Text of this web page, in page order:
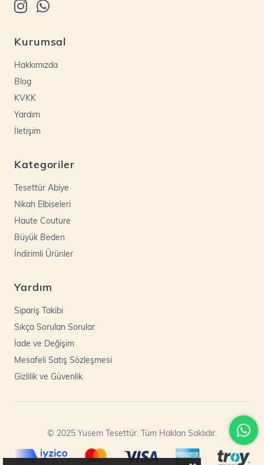
Kurumsal
Hakkımızda
Blog
KVKK
Yardım
İletişim
Kategoriler
Tesettür Abiye
Nikah Elbiseleri
Haute Couture
Büyük Beden
İndirimli Ürünler
Yardım
Sipariş Takibi
Sıkça Sorulan Sorular
İade ve Değişim
Mesafeli Satış Sözleşmesi
Gizlilik ve Güvenlik
© 2025 Yusem Tesettür. Tüm Hakları Saklıdır.